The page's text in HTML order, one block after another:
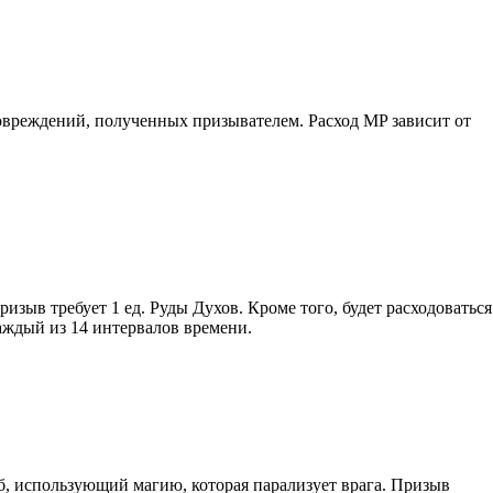
полученных призывателем. Расход MP зависит от
требует 1 ед. Руды Духов. Кроме того, будет
из 14 интервалов времени.
магию, которая парализует врага. Призыв